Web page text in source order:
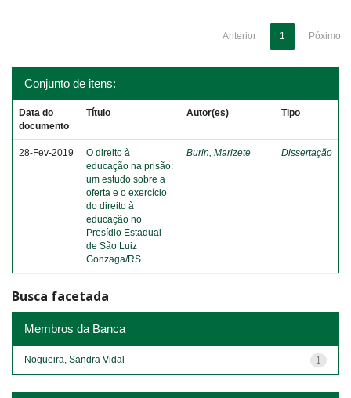
Anterior 1 Póximo
Conjunto de itens:
Data do
documento
Título Autor(es) Tipo
28-Fev-2019
O direito à
educação na prisão:
um estudo sobre a
oferta e o exercício
do direito à
educação no
Presídio Estadual
de São Luiz
Gonzaga/RS
Burin, Marizete Dissertação
Busca facetada
Membros da Banca
1
Nogueira, Sandra Vidal